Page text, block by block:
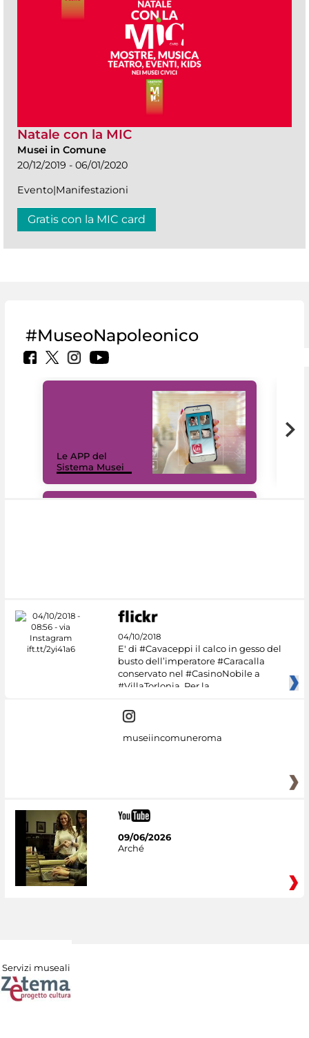
Natale con la MIC
Musei in Comune
20/12/2019 - 06/01/2020
Evento|Manifestazioni
Gratis con la MIC card
#MuseoNapoleonico
Le APP del
Sistema Musei
04/10/2018
E' di #Cavaceppi il calco in gesso del
busto dell’imperatore #Caracalla
conservato nel #CasinoNobile a
#VillaTorlonia. Per la
museiincomuneroma
09/06/2026
Arché
Servizi museali